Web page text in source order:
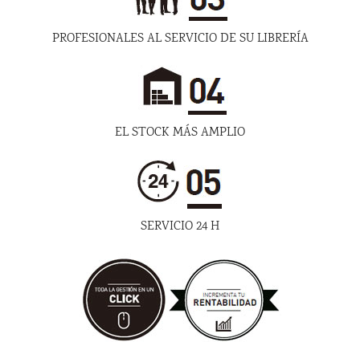
PROFESIONALES AL SERVICIO DE SU LIBRERÍA
EL STOCK MÁS AMPLIO
SERVICIO 24 H